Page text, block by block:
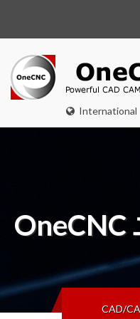
International
OneCNC
CAD/